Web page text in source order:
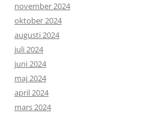
november 2024
oktober 2024
augusti 2024
juli 2024
juni 2024
maj 2024
april 2024
mars 2024